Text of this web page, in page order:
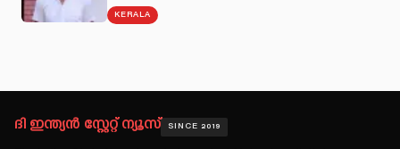
KERALA
ദി ഇന്ത്യൻ സ്റ്റേറ്റ് ന്യൂസ് SINCE 2019